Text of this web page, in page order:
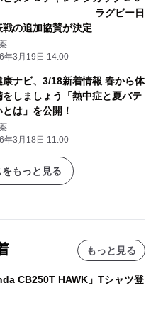
」 ラグビー日
戦の追加協賛が決定
年3月19日 14:00
康ナビ、3/18新着情報 春から体
をしましょう「熱中症と夏バテ
は」を公開！
年3月18日 11:00
もっと見る
もっと見る
CB250T HAWK」Tシャツ登